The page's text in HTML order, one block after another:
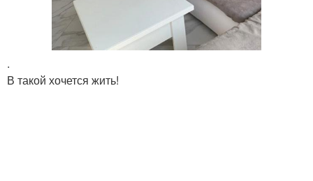
.
В такой хочется жить!